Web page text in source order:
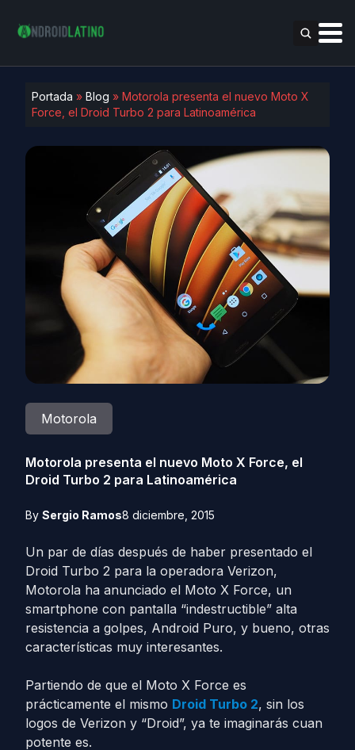
Portada » Blog » Motorola presenta el nuevo Moto X
Force, el Droid Turbo 2 para Latinoamérica
Motorola
Motorola presenta el nuevo Moto X Force, el
Droid Turbo 2 para Latinoamérica
By Sergio Ramos8 diciembre, 2015
Un par de días después de haber presentado el
Droid Turbo 2 para la operadora Verizon,
Motorola ha anunciado el Moto X Force, un
smartphone con pantalla “indestructible” alta
resistencia a golpes, Android Puro, y bueno, otras
características muy interesantes.
Partiendo de que el Moto X Force es
prácticamente el mismo Droid Turbo 2, sin los
logos de Verizon y “Droid”, ya te imaginarás cuan
potente es.